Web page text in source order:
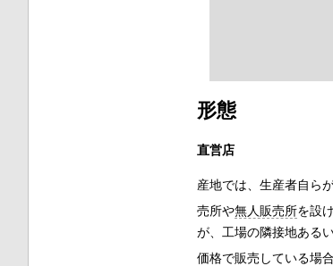
形態
直営店
産地では、生産者自ら
売所や無人販売所を設
が、工場の隣接地ある
価格で販売している場